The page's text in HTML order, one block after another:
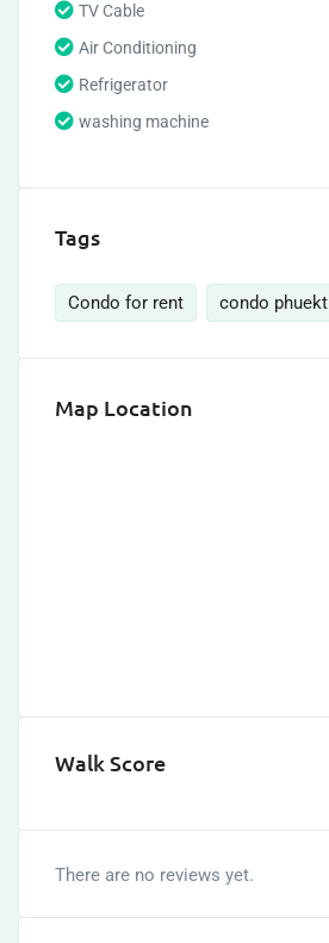
TV Cable
Air Conditioning
Refrigerator
washing machine
Tags
Condo for rent condo phuekt
Map Location
Walk Score
There are no reviews yet.